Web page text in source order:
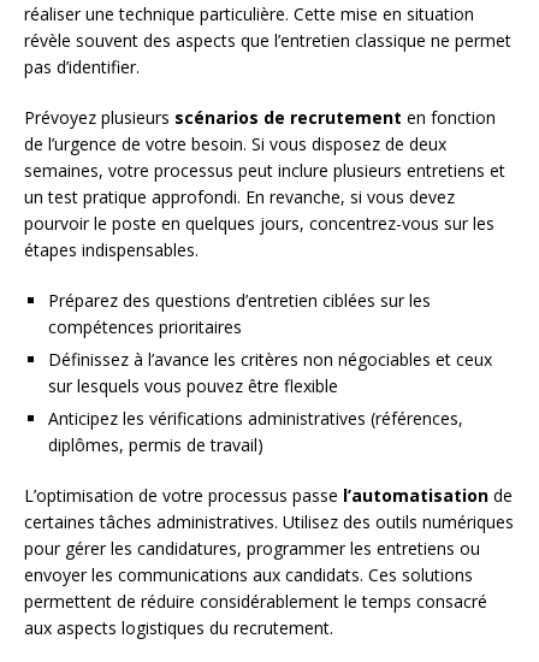
réaliser une technique particulière. Cette mise en situation
révèle souvent des aspects que l’entretien classique ne permet
pas d’identifier.
Prévoyez plusieurs scénarios de recrutement en fonction
de l’urgence de votre besoin. Si vous disposez de deux
semaines, votre processus peut inclure plusieurs entretiens et
un test pratique approfondi. En revanche, si vous devez
pourvoir le poste en quelques jours, concentrez-vous sur les
étapes indispensables.
Préparez des questions d’entretien ciblées sur les
compétences prioritaires
Définissez à l’avance les critères non négociables et ceux
sur lesquels vous pouvez être flexible
Anticipez les vérifications administratives (références,
diplômes, permis de travail)
L’optimisation de votre processus passe l’automatisation de
certaines tâches administratives. Utilisez des outils numériques
pour gérer les candidatures, programmer les entretiens ou
envoyer les communications aux candidats. Ces solutions
permettent de réduire considérablement le temps consacré
aux aspects logistiques du recrutement.